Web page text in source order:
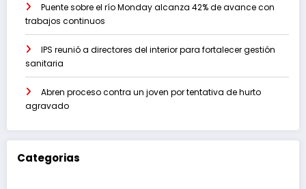
Puente sobre el río Monday alcanza 42% de avance con
trabajos continuos
IPS reunió a directores del interior para fortalecer gestión
sanitaria
Abren proceso contra un joven por tentativa de hurto
agravado
Categorias